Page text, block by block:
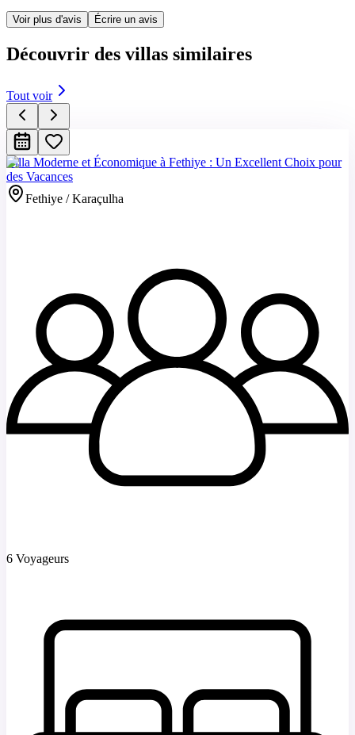
Voir plus d'avis Écrire un avis
Découvrir des villas similaires
Tout voir
Villa Moderne et Économique à Fethiye : Un Excellent Choix pour
des Vacances
Fethiye / Karaçulha
6 Voyageurs